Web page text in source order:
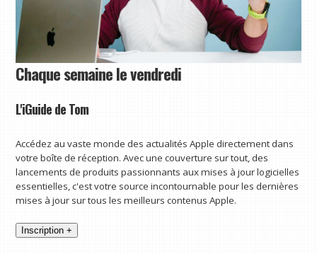
Chaque semaine le vendredi
L'iGuide de Tom
Accédez au vaste monde des actualités Apple directement dans
votre boîte de réception. Avec une couverture sur tout, des
lancements de produits passionnants aux mises à jour logicielles
essentielles, c'est votre source incontournable pour les dernières
mises à jour sur tous les meilleurs contenus Apple.
Inscription +